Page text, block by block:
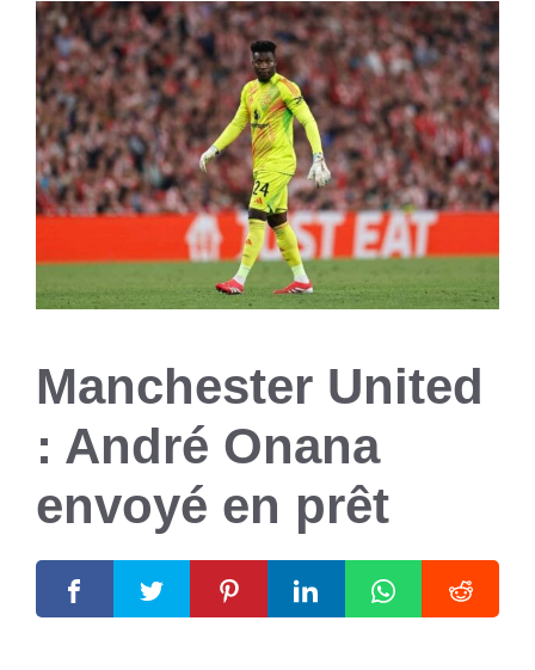
Manchester United
: André Onana
envoyé en prêt